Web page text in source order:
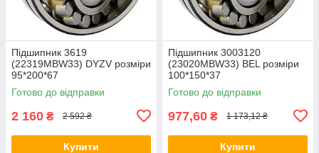
Підшипник 3619
(22319MBW33) DYZV розміри
95*200*67
Готово до відправки
2 160 ₴ 2 592 ₴
Купити
Підшипник 3003120
(23020MBW33) BEL розміри
100*150*37
Готово до відправки
977,60 ₴ 1 173,12 ₴
Купити